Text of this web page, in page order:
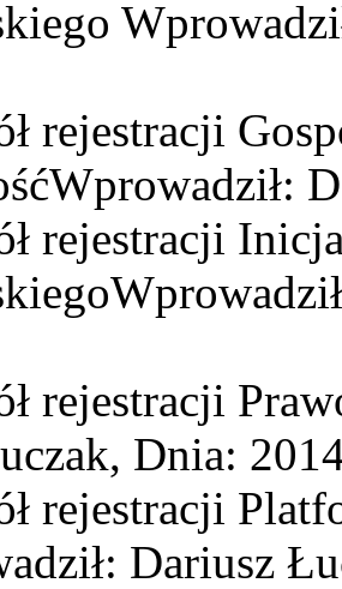
rejestracji
rejestracji
rejestracji
Dnia:
rejestracji
Dariusz